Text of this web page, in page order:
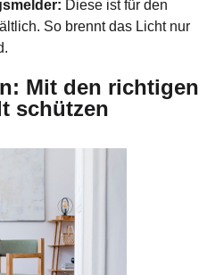
Diese ist für den
So brennt das Licht nur
Mit den richtigen
schützen